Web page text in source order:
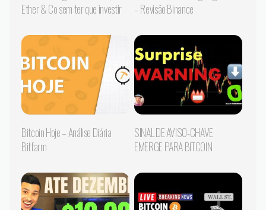
Ether & Co sem ter que investir
– Revisão Binance
Bitcoin Hoje – Análise Diária
Bitfarm
SINAL DE AVISO-CHAVE
EMERGE PARA BITCOIN